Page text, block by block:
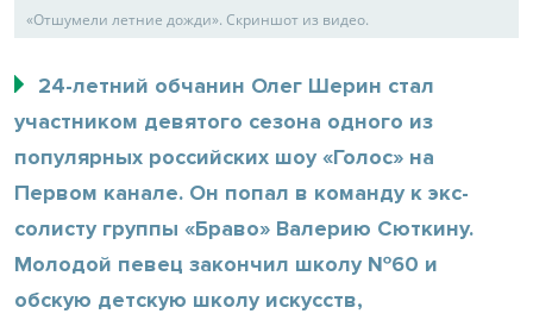
«Отшумели летние дожди». Скриншот из видео.
24-летний обчанин Олег Шерин стал
участником девятого сезона одного из
популярных российских шоу «Голос» на
Первом канале. Он попал в команду к экс-
солисту группы «Браво» Валерию Сюткину.
Молодой певец закончил школу №60 и
обскую детскую школу искусств,